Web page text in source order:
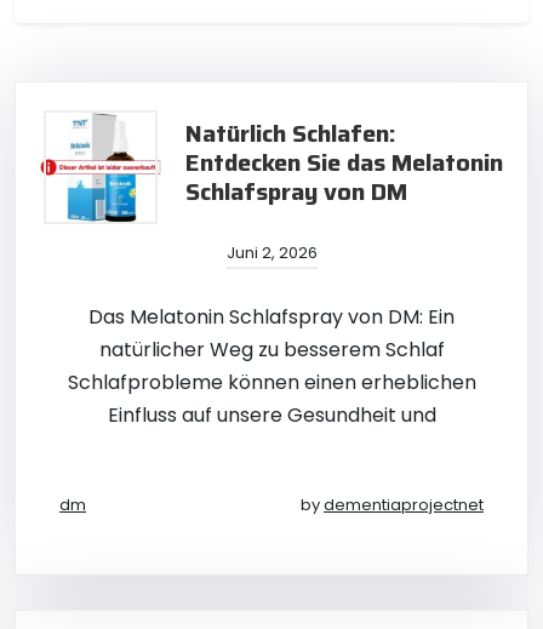
Natürlich Schlafen:
Entdecken Sie das Melatonin
Schlafspray von DM
Juni 2, 2026
Das Melatonin Schlafspray von DM: Ein
natürlicher Weg zu besserem Schlaf
Schlafprobleme können einen erheblichen
Einfluss auf unsere Gesundheit und
dm bydementiaprojectnet